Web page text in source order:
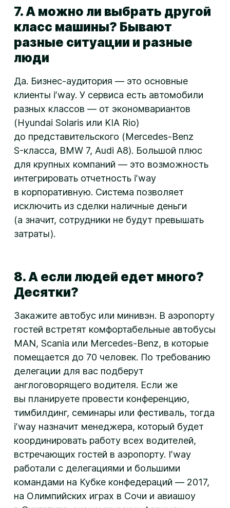
7. А можно ли выбрать другой
класс машины? Бывают
разные ситуации и разные
люди
Да. Бизнес-аудитория — это основные
клиенты iʼway. У сервиса есть автомобили
разных классов — от экономвариантов
(Hyundai Solaris или KIA Rio)
до представительского (Mercedes-Benz
S-класса, BMW 7, Audi A8). Большой плюс
для крупных компаний — это возможность
интегрировать отчетность iʼway
в корпоративную. Система позволяет
исключить из сделки наличные деньги
(а значит, сотрудники не будут превышать
затраты).
8. А если людей едет много?
Десятки?
Закажите автобус или минивэн. В аэропорту
гостей встретят комфортабельные автобусы
MAN, Scania или Mercedes-Benz, в которые
помещается до 70 человек. По требованию
делегации для вас подберут
англоговорящего водителя. Если же
вы планируете провести конференцию,
тимбилдинг, семинары или фестиваль, тогда
iʼway назначит менеджера, который будет
координировать работу всех водителей,
встречающих гостей в аэропорту. Iʼway
работали с делегациями и большими
командами на Кубке конфедераций — 2017,
на Олимпийских играх в Сочи и авиашоу